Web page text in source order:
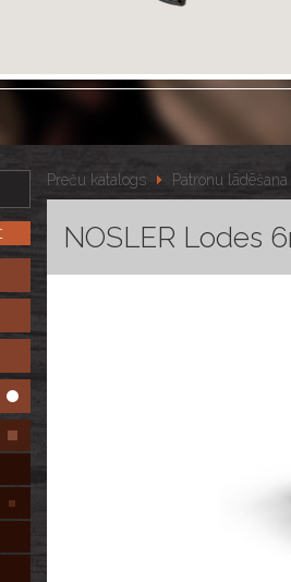
Preču katalogs Patronu lādēšana
NOSLER Lodes